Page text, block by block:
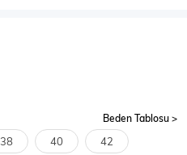
Beden Tablosu
38 40 42